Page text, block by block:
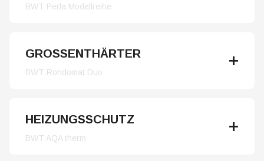
BWT Perla Modellreihe
GROSSENTHÄRTER
BWT Rondomat Duo
HEIZUNGSSCHUTZ
BWT AQA therm